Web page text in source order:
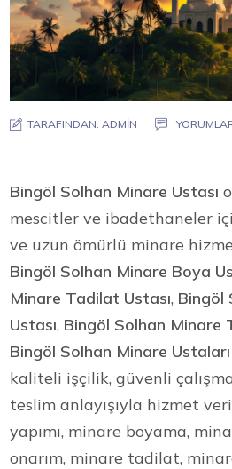
TARAFINDAN: ADMIN
Bingöl Solhan Minare Ustası
mescitler ve ibadethaneler
ve uzun ömürlü minare
Bingöl Solhan Minare Boya
Minare Tadilat Ustası, Bingöl
Ustası, Bingöl Solhan Minare
Bingöl Solhan Minare Ustaları
kaliteli işçilik, güvenli
teslim anlayışıyla hizmet
yapımı, minare boyama,
onarım, minare tadilat,